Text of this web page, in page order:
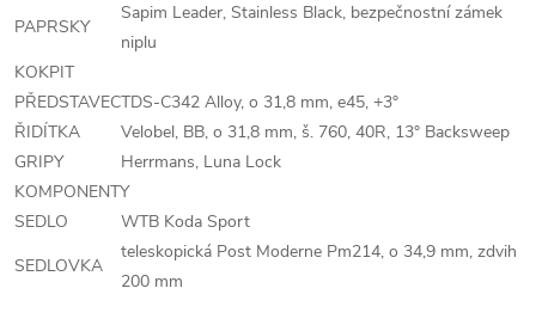
PAPRSKY
Sapim Leader, Stainless Black, bezpečnostní zámek
niplu
KOKPIT
PŘEDSTAVECTDS-C342 Alloy, o 31,8 mm, e45, +3°
ŘIDÍTKA
Velobel, BB, o 31,8 mm, š. 760, 40R, 13° Backsweep
GRIPY
Herrmans, Luna Lock
KOMPONENTY
SEDLO
WTB Koda Sport
SEDLOVKA
teleskopická Post Moderne Pm214, o 34,9 mm, zdvih
200 mm